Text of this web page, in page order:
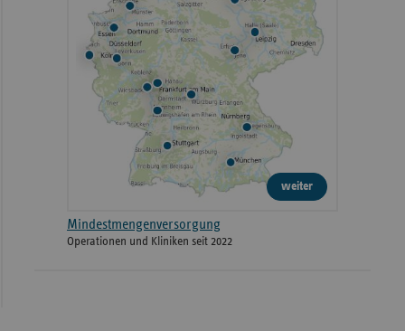
weiter
Mindestmengenversorgung
Operationen und Kliniken seit 2022